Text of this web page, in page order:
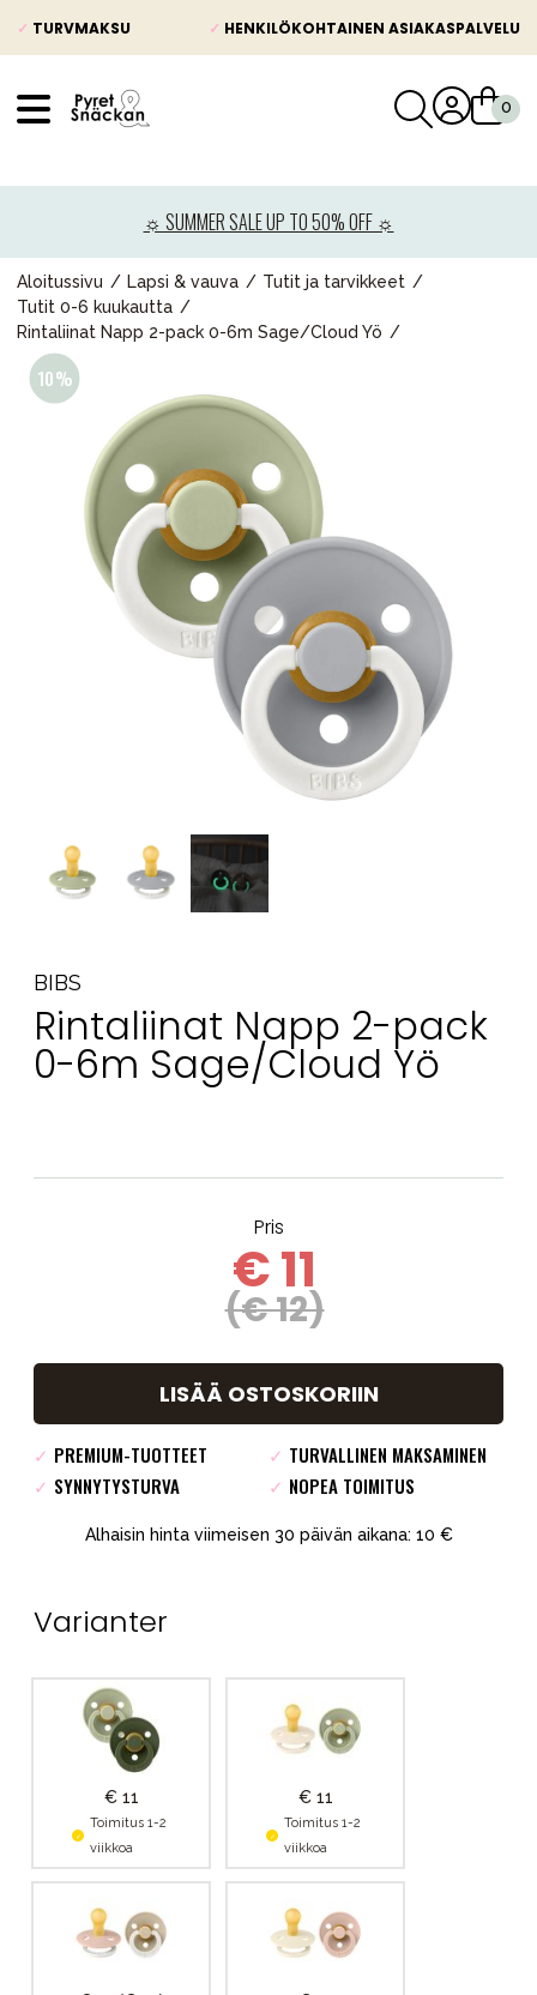
✓ TURVMAKSU ✓ HENKILÖKOHTAINEN ASIAKASPALVELU
☼ SUMMER SALE UP TO 50% OFF ☼
Aloitussivu Lapsi & vauva
Tutit ja tarvikkeet
Tutit 0-6 kuukautta
Rintaliinat Napp 2-pack 0-6m Sage/Cloud Yö
BIBS
Rintaliinat Napp 2-pack
0-6m Sage/Cloud Yö
Pris
€ 11
(€ 12)
LISÄÄ OSTOSKORIIN
✓ PREMIUM-TUOTTEET ✓ TURVALLINEN MAKSAMINEN
✓ SYNNYTYSTURVA ✓ NOPEA TOIMITUS
Alhaisin hinta viimeisen 30 päivän aikana: 10 €
Varianter
€ 11
Toimitus 1-2
viikkoa
€ 11
Toimitus 1-2
viikkoa
Lastenvaunut
Lasten turvaistuimet
Vauvan paketti
Lelut ja pelit
Äiti & Isä
Huonekalut & vuodevaatteet
Tarvikkeet
Varaosat
Kampanjat
Lahjavinkkejä
Suosikit
Tavaramerkit
Aurinko ja uinti